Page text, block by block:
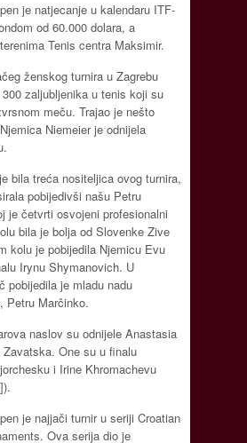
je natjecanje u kalendaru ITF-
od 60.000 dolara, a
Tenis centra Maksimir.
ženskog turnira u Zagrebu
zaljubljenika u tenis koji su
meču. Trajao je nešto
Niemeier je odnijela
bila treća nositeljica ovog turnira,
pobijedivši našu Petru
je četvrti osvojeni profesionalni
bila je bolja od Slovenke Zive
kolu je pobijedila Njemicu Evu
Irynu Shymanovich. U
pobijedila je mladu nadu
Petru Marčinko.
naslov su odnijele Anastasia
One su u finalu
i Irine Khromachevu
je najjači turnir u seriji Croatian
Ova serija dio je